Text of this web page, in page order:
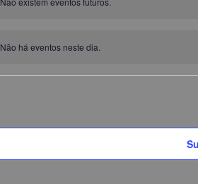
Não há eventos neste dia.